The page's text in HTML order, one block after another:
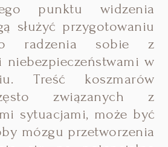
punktu widzenia
służyć przygotowaniu
radzenia sobie z
niebezpieczeństwami w
Treść koszmarów
związanych z
sytuacjami, może być
mózgu przetworzenia